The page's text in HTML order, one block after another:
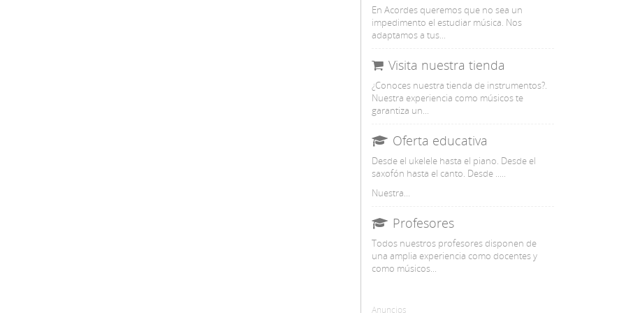
En Acordes queremos que no sea un
impedimento el estudiar música. Nos
adaptamos a tus...
Visita nuestra tienda
¿Conoces nuestra tienda de instrumentos?.
Nuestra experiencia como músicos te
garantiza un...
Oferta educativa
Desde el ukelele hasta el piano. Desde el
saxofón hasta el canto. Desde .....
Nuestra...
Profesores
Todos nuestros profesores disponen de
una amplia experiencia como docentes y
como músicos...
Anuncios